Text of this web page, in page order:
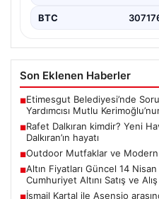
BTC
Son Eklenen Haberler
■Etimesgut Belediyesi’nde
Yardımcısı Mutlu
■Rafet Dalkıran kimdir? Yeni
Dalkıran’ın hayatı
■Outdoor Mutfaklar ve Modern
■Altın Fiyatları Güncel 14
Cumhuriyet Altını Satış ve
■İsmail Kartal ile Asensio